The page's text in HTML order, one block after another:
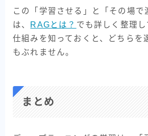
この「学習させる」と「その場で
は、 RAGとは？ でも詳しく整理
仕組みを知っておくと、どちらを
もぶれません。
まとめ